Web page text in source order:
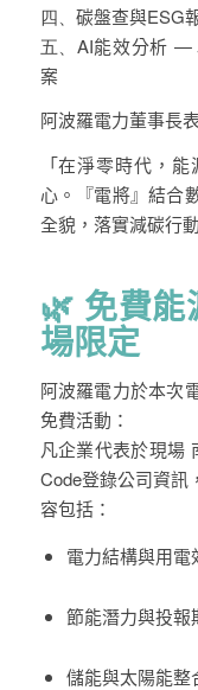
四、 碳盤查與ESG
五、 AI能效分析 —
案
阿波羅電力董事長
「在淨零時代，
心。『電將』結合
全貌，落實減碳行動
🌿 免費
場限定
阿波羅電力於本次
免費活動：
凡企業代表於現場
Code登錄公司資訊
容包括：
電力結構與用電
節能潛力與投報
儲能與太陽能整